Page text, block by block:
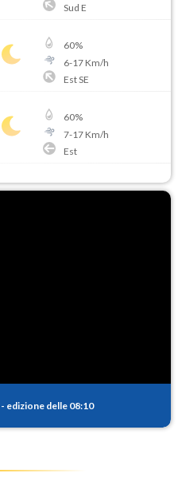
Sud E
60%
6-17Km/h
Est SE
60%
7-17Km/h
Est
- edizione delle 08:10